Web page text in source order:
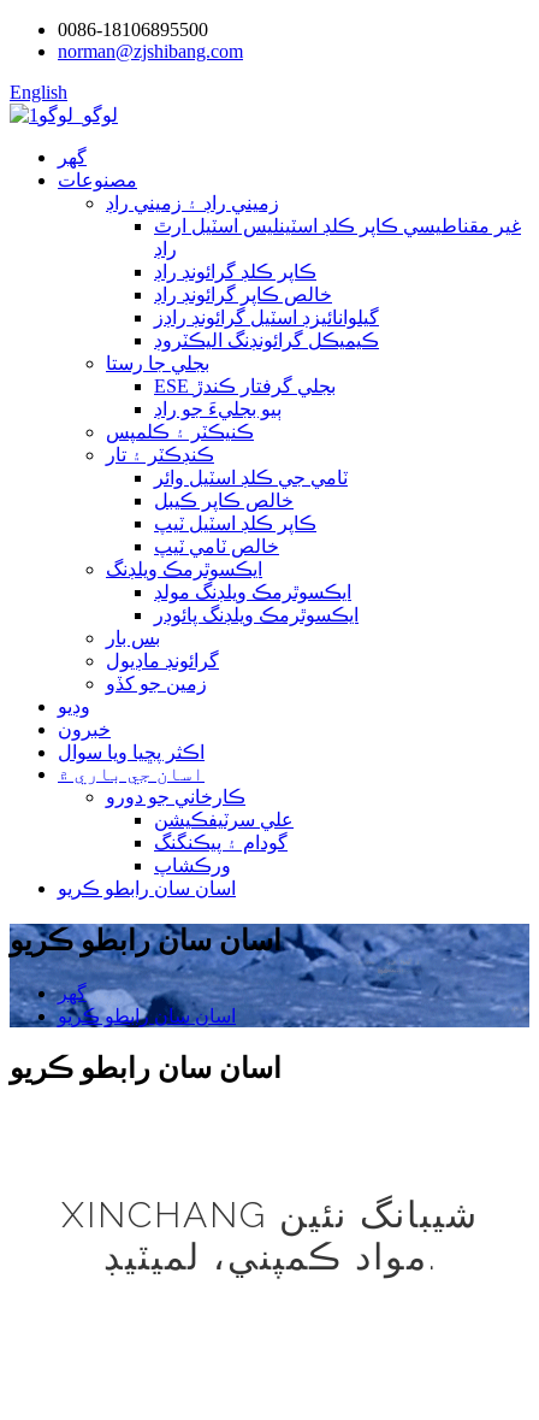
0086-18106895500
norman@zjshibang.com
English
گھر
مصنوعات
زميني راڊ ۽ زميني راڊ
غير مقناطيسي ڪاپر ڪلڊ اسٽينلیس اسٽيل ارٿ
راڊ
ڪاپر ڪلڊ گرائونڊ راڊ
خالص ڪاپر گرائونڊ راڊ
گيلوانائيزڊ اسٽيل گرائونڊ راڊز
ڪيميڪل گرائونڊنگ اليڪٽروڊ
بجلي جا رستا
ESE بجلي گرفتار ڪندڙ
ٻيو بجليءَ جو راڊ
ڪنيڪٽر ۽ ڪلمپس
ڪنڊڪٽر ۽ تار
ٽامي جي ڪلڊ اسٽيل وائر
خالص ڪاپر ڪيبل
ڪاپر ڪلڊ اسٽيل ٽيپ
خالص ٽامي ٽيپ
ايڪسوٿرمڪ ويلڊنگ
ايڪسوٿرمڪ ويلڊنگ مولڊ
ايڪسوٿرمڪ ويلڊنگ پائوڊر
بس بار
گرائونڊ ماڊيول
زمين جو کڏو
وڊيو
خبرون
اڪثر پڇيا ويا سوال
اسان جي باري ۾
ڪارخاني جو دورو
علي سرٽيفڪيشن
گودام ۽ پيڪنگنگ
ورڪشاپ
اسان سان رابطو ڪريو
اسان سان رابطو ڪريو
گھر
اسان سان رابطو ڪريو
اسان سان رابطو ڪريو
XINCHANG شيبانگ نئين
مواد ڪمپني، لميٽيڊ.